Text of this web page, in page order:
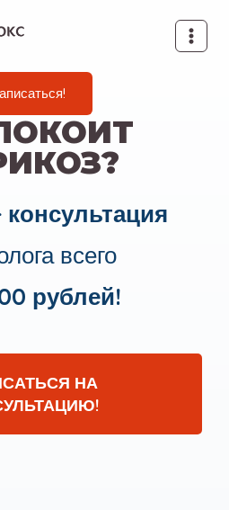
всего
рублей!
НА